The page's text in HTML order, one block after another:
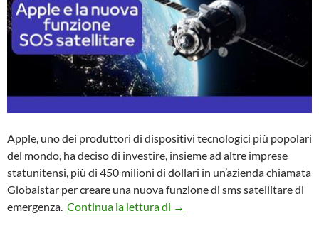
Apple, uno dei produttori di dispositivi tecnologici più popolari
del mondo, ha deciso di investire, insieme ad altre imprese
statunitensi, più di 450 milioni di dollari in un’azienda chiamata
Globalstar per creare una nuova funzione di sms satellitare di
emergenza. Continua la lettura di Il nuovo servizio SOS
→